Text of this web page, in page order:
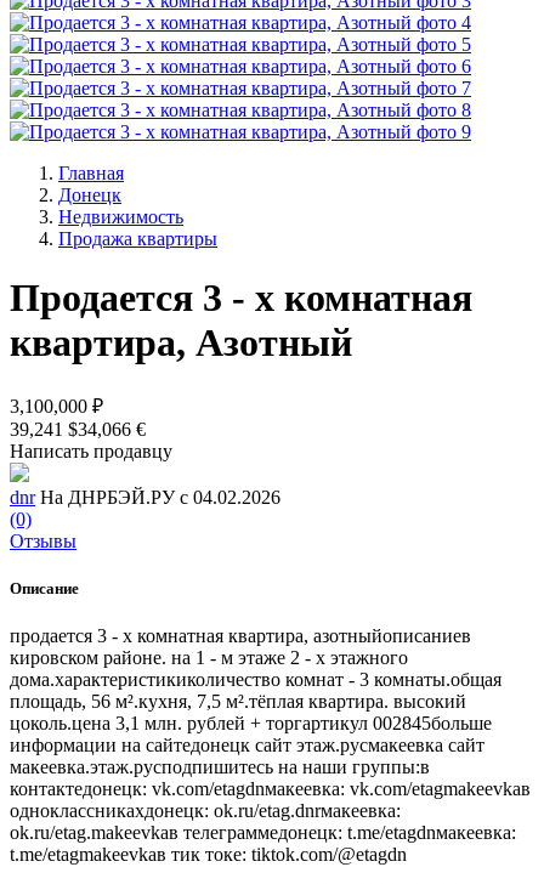
Главная
Донецк
Недвижимость
Продажа квартиры
Продается 3 - х комнатная
квартира, Азотный
3,100,000 ₽
39,241 $34,066 €
Написать продавцу
dnr На ДНРБЭЙ.РУ с 04.02.2026
(0)
Отзывы
Описание
продается 3 - х комнатная квартира, азотныйописаниев
кировском районе. на 1 - м этаже 2 - х этажного
дома.характеристикиколичество комнат - 3 комнаты.общая
площадь, 56 м².кухня, 7,5 м².тёплая квартира. высокий
цоколь.цена 3,1 млн. рублей + торгартикул 002845больше
информации на сайтедонецк сайт этаж.русмакеевка сайт
макеевка.этаж.русподпишитесь на наши группы:в
контактедонецк: vk.com/etagdnмакеевка: vk.com/etagmakeevkaв
одноклассникахдонецк: ok.ru/etag.dnrмакеевка:
ok.ru/etag.makeevkaв телеграммедонецк: t.me/etagdnмакеевка:
t.me/etagmakeevkaв тик токе: tiktok.com/@etagdn